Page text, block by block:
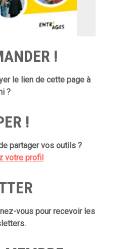
!
le lien de cette page à
?
!
partager vos outils ?
votre profil
vous pour recevoir les